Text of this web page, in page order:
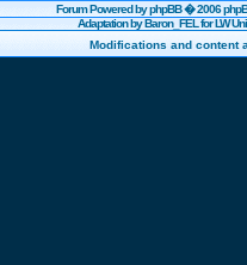
Forum Powered byphpBB� 2006
Adaptation by Baron_FEL for LW
Modifications and content